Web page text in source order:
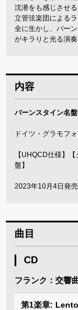
沈潜をも感じさせ
立管弦楽団による
全に生かし、バー
がキラりと光る演奏
内容
バーンスタイン名
ドイツ・グラモフ
【UHQCD仕様】
盤】
2023年10月4日発
曲目
CD
フランク：交響
第1楽章: